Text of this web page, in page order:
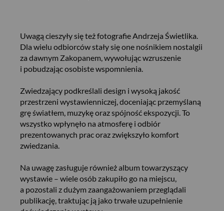
Uwagą cieszyły się też fotografie Andrzeja Świetlika.
Dla wielu odbiorców stały się one nośnikiem nostalgii
za dawnym Zakopanem, wywołując wzruszenie
i pobudzając osobiste wspomnienia.
Zwiedzający podkreślali design i wysoką jakość
przestrzeni wystawienniczej, doceniając przemyślaną
grę światłem, muzykę oraz spójność ekspozycji. To
wszystko wpłynęło na atmosferę i odbiór
prezentowanych prac oraz zwiększyło komfort
zwiedzania.
Na uwagę zasługuje również album towarzyszący
wystawie – wiele osób zakupiło go na miejscu,
a pozostali z dużym zaangażowaniem przeglądali
publikację, traktując ją jako trwałe uzupełnienie